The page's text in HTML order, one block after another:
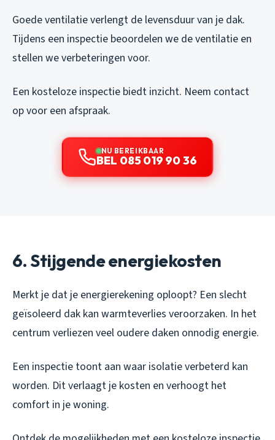
Goede ventilatie verlengt de levensduur van je dak.
Tijdens een inspectie beoordelen we de ventilatie en
stellen we verbeteringen voor.
Een kosteloze inspectie biedt inzicht. Neem contact
op voor een afspraak.
NU BEREIKBAAR
BEL 085 019 90 36
6. Stijgende energiekosten
Merkt je dat je energierekening oploopt? Een slecht
geïsoleerd dak kan warmteverlies veroorzaken. In het
centrum verliezen veel oudere daken onnodig energie.
Een inspectie toont aan waar isolatie verbeterd kan
worden. Dit verlaagt je kosten en verhoogt het
comfort in je woning.